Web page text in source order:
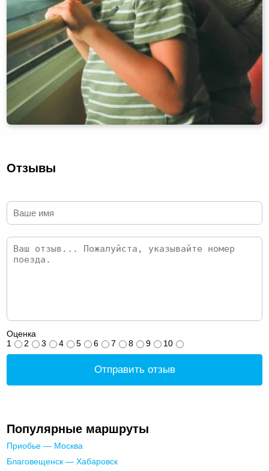
Отзывы
Оценка
1
2 3 4 5 6 7 8 9 10
Отправить отзыв
Популярные маршруты
Приобье — Москва
Благовещенск — Хабаровск